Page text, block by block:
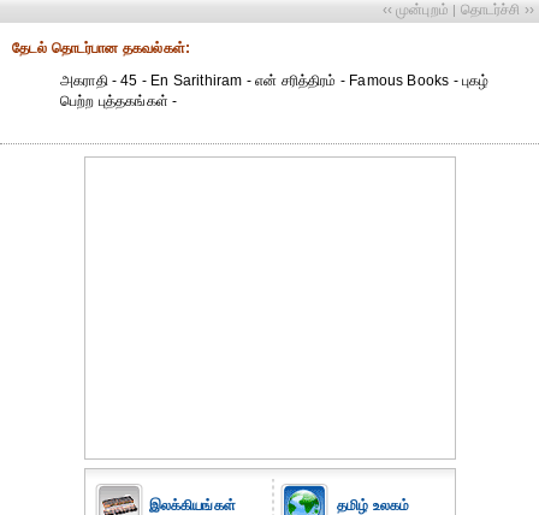
‹‹ முன்புறம் | தொடர்ச்சி ››
தேட‌ல் தொட‌ர்பான தகவ‌ல்க‌ள்:
அகராதி - 45 - En Sarithiram - என் சரித்திரம் - Famous Books - புகழ்
பெற்ற புத்தகங்கள் -
இலக்கியங்கள் தமிழ் உலகம்